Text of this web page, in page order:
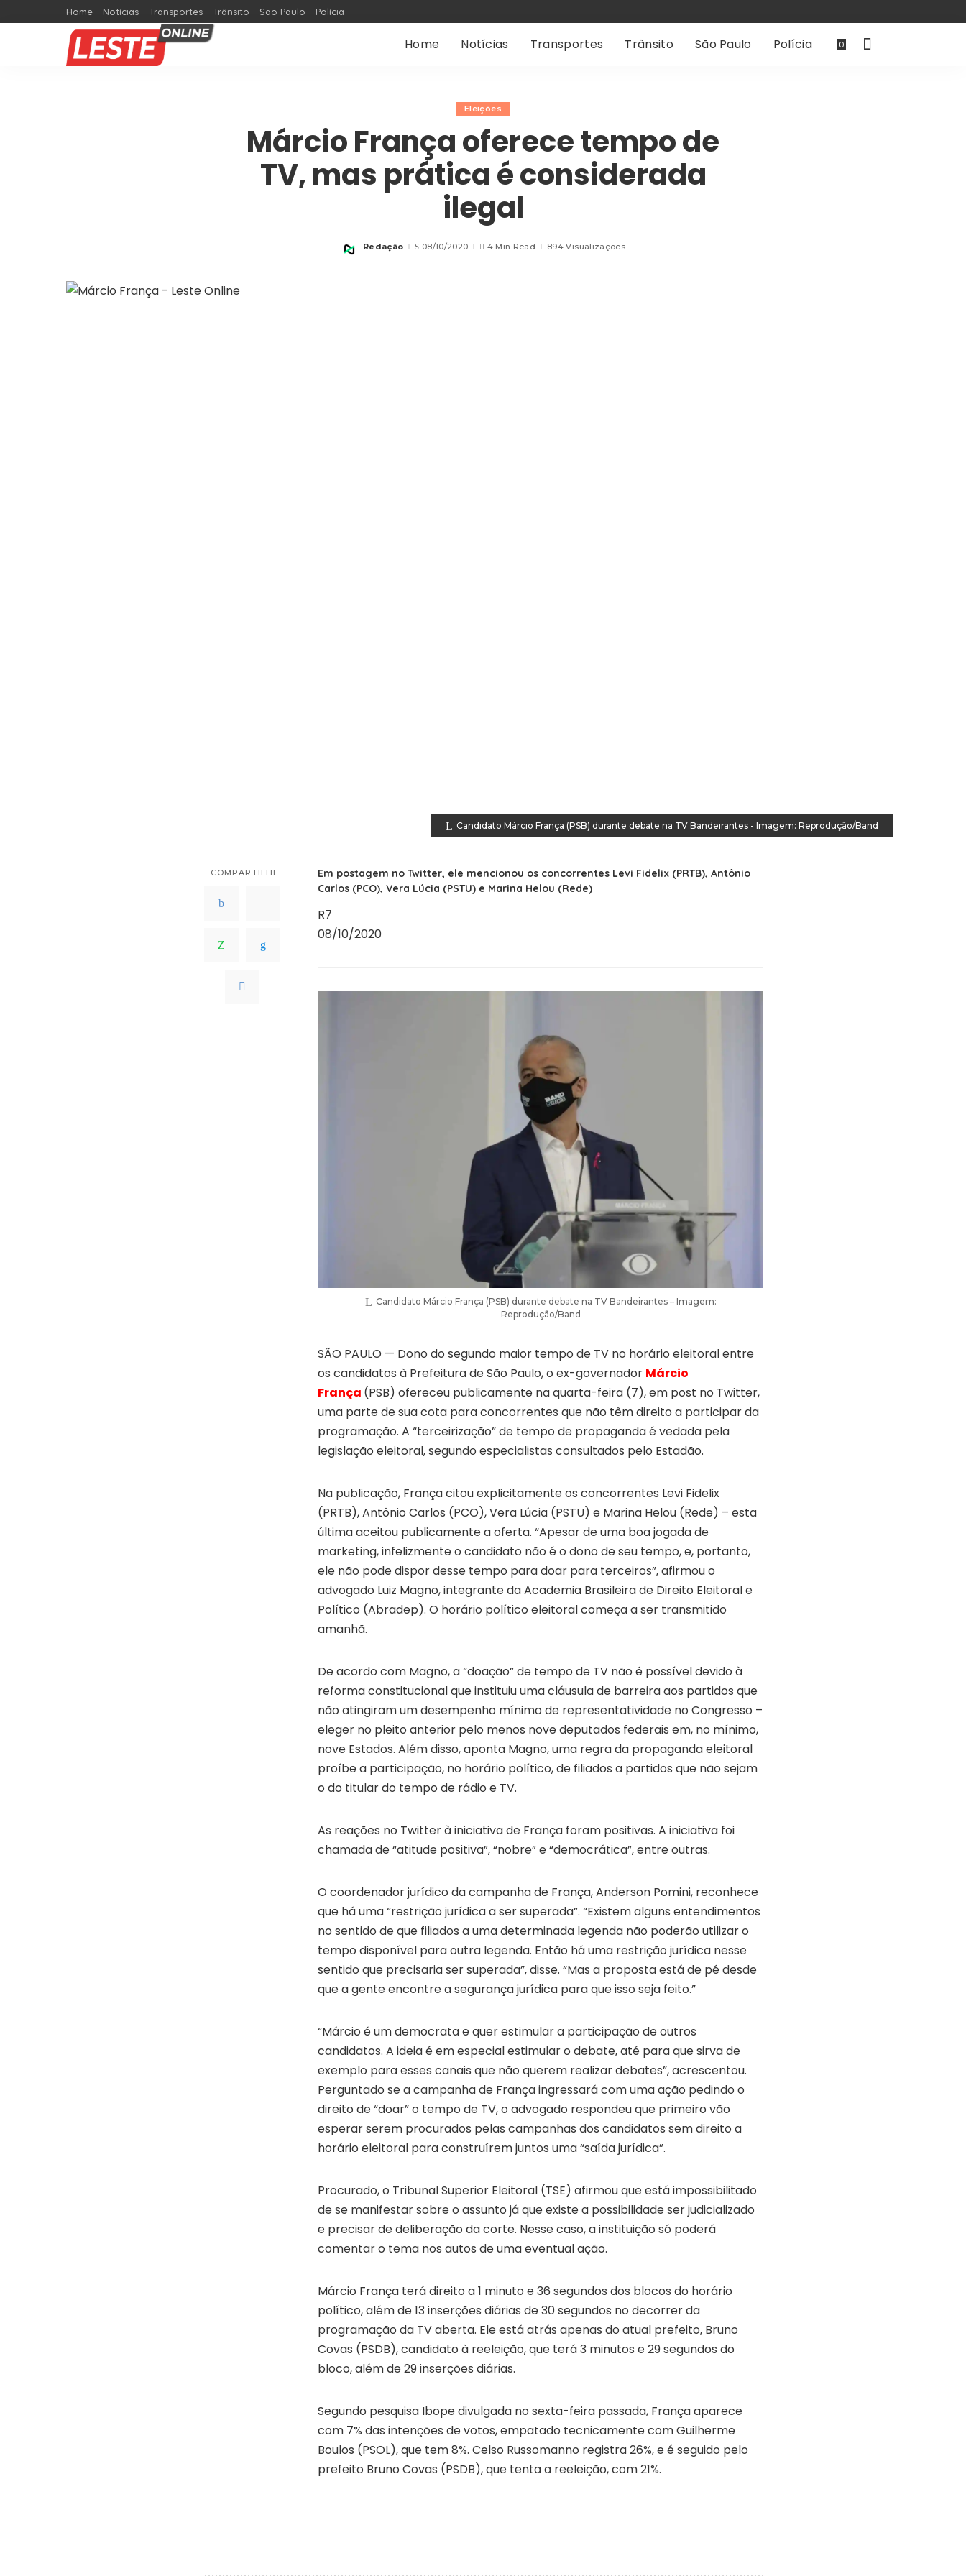
Home Notícias Transportes Trânsito São Paulo Polícia
Home Notícias Transportes Trânsito São Paulo Polícia 0
Eleições
Márcio França oferece tempo de
TV, mas prática é considerada
ilegal
Posted
Redação 08/10/2020 4 Min Read 894 Visualizações
Candidato Márcio França (PSB) durante debate na TV Bandeirantes - Imagem: Reprodução/Band
COMPARTILHE
Em postagem no Twitter, ele mencionou os concorrentes Levi Fidelix (PRTB), Antônio
Carlos (PCO), Vera Lúcia (PSTU) e Marina Helou (Rede)
R7
08/10/2020
Candidato Márcio França (PSB) durante debate na TV Bandeirantes – Imagem:
Reprodução/Band
SÃO PAULO — Dono do segundo maior tempo de TV no horário eleitoral entre
os candidatos à Prefeitura de São Paulo, o ex-governador Márcio
França (PSB) ofereceu publicamente na quarta-feira (7), em post no Twitter,
uma parte de sua cota para concorrentes que não têm direito a participar da
programação. A “terceirização” de tempo de propaganda é vedada pela
legislação eleitoral, segundo especialistas consultados pelo Estadão.
Na publicação, França citou explicitamente os concorrentes Levi Fidelix
(PRTB), Antônio Carlos (PCO), Vera Lúcia (PSTU) e Marina Helou (Rede) – esta
última aceitou publicamente a oferta. “Apesar de uma boa jogada de
marketing, infelizmente o candidato não é o dono de seu tempo, e, portanto,
ele não pode dispor desse tempo para doar para terceiros”, afirmou o
advogado Luiz Magno, integrante da Academia Brasileira de Direito Eleitoral e
Político (Abradep). O horário político eleitoral começa a ser transmitido
amanhã.
De acordo com Magno, a “doação” de tempo de TV não é possível devido à
reforma constitucional que instituiu uma cláusula de barreira aos partidos que
não atingiram um desempenho mínimo de representatividade no Congresso –
eleger no pleito anterior pelo menos nove deputados federais em, no mínimo,
nove Estados. Além disso, aponta Magno, uma regra da propaganda eleitoral
proíbe a participação, no horário político, de filiados a partidos que não sejam
o do titular do tempo de rádio e TV.
As reações no Twitter à iniciativa de França foram positivas. A iniciativa foi
chamada de “atitude positiva”, “nobre” e “democrática”, entre outras.
O coordenador jurídico da campanha de França, Anderson Pomini, reconhece
que há uma “restrição jurídica a ser superada”. “Existem alguns entendimentos
no sentido de que filiados a uma determinada legenda não poderão utilizar o
tempo disponível para outra legenda. Então há uma restrição jurídica nesse
sentido que precisaria ser superada”, disse. “Mas a proposta está de pé desde
que a gente encontre a segurança jurídica para que isso seja feito.”
“Márcio é um democrata e quer estimular a participação de outros
candidatos. A ideia é em especial estimular o debate, até para que sirva de
exemplo para esses canais que não querem realizar debates”, acrescentou.
Perguntado se a campanha de França ingressará com uma ação pedindo o
direito de “doar” o tempo de TV, o advogado respondeu que primeiro vão
esperar serem procurados pelas campanhas dos candidatos sem direito a
horário eleitoral para construírem juntos uma “saída jurídica”.
Procurado, o Tribunal Superior Eleitoral (TSE) afirmou que está impossibilitado
de se manifestar sobre o assunto já que existe a possibilidade ser judicializado
e precisar de deliberação da corte. Nesse caso, a instituição só poderá
comentar o tema nos autos de uma eventual ação.
Márcio França terá direito a 1 minuto e 36 segundos dos blocos do horário
político, além de 13 inserções diárias de 30 segundos no decorrer da
programação da TV aberta. Ele está atrás apenas do atual prefeito, Bruno
Covas (PSDB), candidato à reeleição, que terá 3 minutos e 29 segundos do
bloco, além de 29 inserções diárias.
Segundo pesquisa Ibope divulgada no sexta-feira passada, França aparece
com 7% das intenções de votos, empatado tecnicamente com Guilherme
Boulos (PSOL), que tem 8%. Celso Russomanno registra 26%, e é seguido pelo
prefeito Bruno Covas (PSDB), que tenta a reeleição, com 21%.